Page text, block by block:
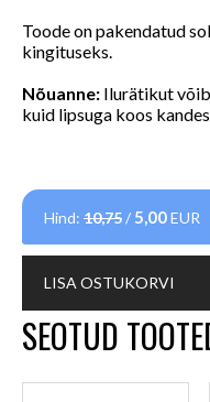
Toode on pakendatud
kingituseks.
Nõuanne: Ilurätikut võib
kuid lipsuga koos
Hind: 10,75/ 5,00EUR
LISA OSTUKORVI
SEOTUD